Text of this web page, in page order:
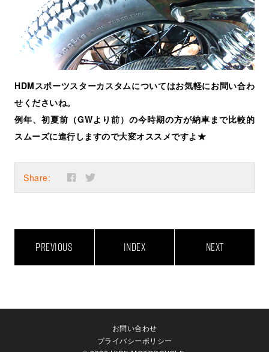
HDMスポーツスターカスタムについてはお気軽にお問い合わ
せくださいね。
例年、初夏前（GWより前）の今時期の方が納車まで比較的
スムーズに進行しますので大変オススメですよ★
Share:
PREVIOUS INDEX NEXT
お問い合わせ
プライバシーポリシー